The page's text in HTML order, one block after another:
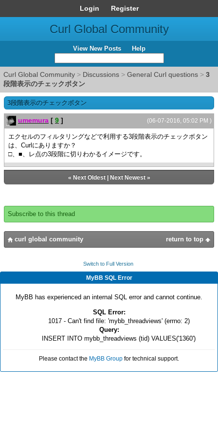
Login Register
Curl Global Community
View New Posts Help
Curl Global Community > Discussions > General Curl questions > 3
段階表示のチェックボタン
3段階表示のチェックボタン
(06-07-2016, 05:02 PM )
umemura [ 9 ]
エクセルのフィルタリングなどで利用する3段階表示のチェックボタン
は、Curlにありますか？
□、■、レ点の3段階に切りわかるイメージです。
« Next Oldest| Next Newest»
Subscribe to this thread
return to top
curl global community
Switch to Full Version
MyBB SQL Error
MyBB has experienced an internal SQL error and cannot continue.
SQL Error:
1017 - Can't find file: 'mybb_threadviews' (errno: 2)
Query:
INSERT INTO mybb_threadviews (tid) VALUES('1360')
Please contact the MyBB Group for technical support.